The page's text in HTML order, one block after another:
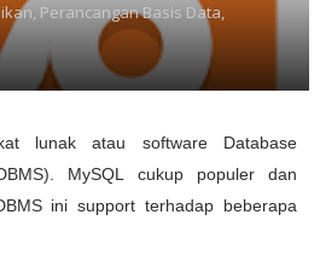
Perancangan Basis Data,
lunak atau software Database
MySQL cukup populer dan
ini support terhadap beberapa